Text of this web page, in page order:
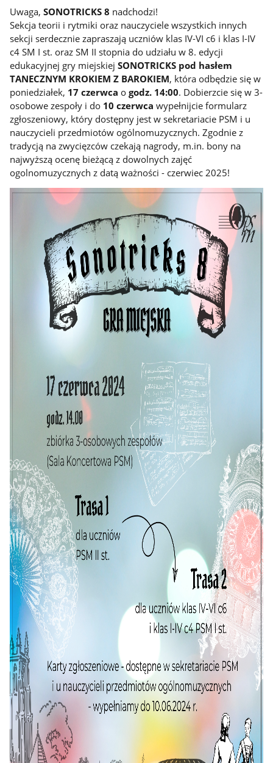
Uwaga,SONOTRICKS 8 nadchodzi!
Sekcja teorii i rytmiki oraz nauczyciele wszystkich innych
sekcji serdecznie zapraszają uczniów klas IV-VI c6 i klas I-IV
c4 SM I st. oraz SM II stopnia do udziału w 8. edycji
edukacyjnej gry miejskiejSONOTRICKS pod hasłem
TANECZNYM KROKIEM Z BAROKIEM, która odbędzie się w
poniedziałek, 17 czerwca ogodz. 14:00. Dobierzcie się w 3-
osobowe zespoły i do 10 czerwca wypełnijcie formularz
zgłoszeniowy, który dostępny jest w sekretariacie PSM i u
nauczycieli przedmiotów ogólnomuzycznych. Zgodnie z
tradycją na zwycięzców czekają nagrody, m.in. bony na
najwyższą ocenę bieżącą z dowolnych zajęć
ogolnomuzycznych z datą ważności - czerwiec 2025!